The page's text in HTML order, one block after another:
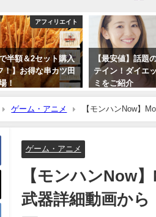
アフィリエイト
半額＆2セット購入
！】お得な串カツ田
！
【最安値】話題
テイン！ダイエ
ミをご紹介
ゲーム・アニメ 【モンハンNow】
ゲーム・アニメ
【モンハンNow
武器詳細動画から